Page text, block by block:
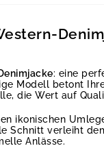
: eine
Modell betont
die Wert auf
ikonischen
Schnitt verleiht
Anlässe.